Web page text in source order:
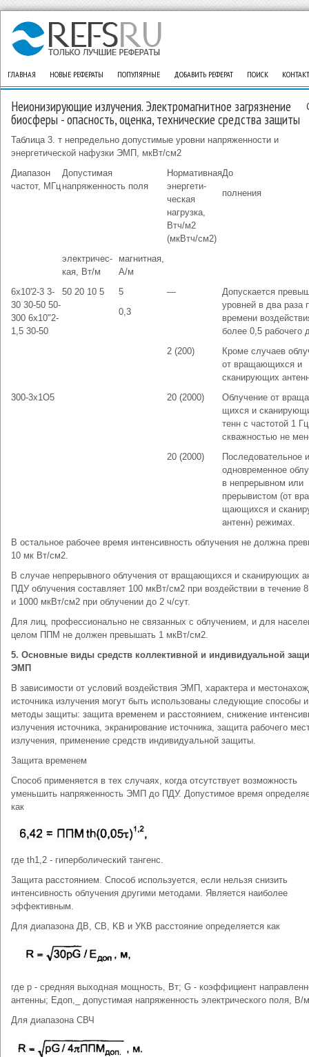
ГЛАВНАЯ НОВЫЕ РЕФЕРАТЫ ПОПУЛЯРНЫЕ ДОБАВИТЬ РЕФЕРАТ ПОИСК
Неионизирующие излучения. Электромагнитное загрязнение
биосферы - опасность, оценка, технические средства защиты
Таблица 3. т непредельно допустимые уровни напряженности и
энергетической нафузки ЭМП, мкВт/см2
Диапазон
частот, МГц
Допустимая
напряженность поля
Нормативная
энергети­
ческая
нагрузка,
Втч/м2
(мкВтч/см2)
До
полнения
электричес­
кая, Вт/м
магнитная,
А/м
6х10'2-3 3-
30 30-50 50-
300 6х10"2-
1,5 30-50
50 20 10 5
5
0,3
—
Допускается
уровней в два раза
времени
более 0,5 рабочего
2 (200)
Кроме случаев
от вращающихся и
сканирующих
300-3x1О5
20 (2000)
Облучение от
щихся и
тенн с частотой 1
скважностью не
20 (2000)
Последовательное
одновременное
в непрерывном или
прерывистом (от
щающихся и
антенн) режимах.
В остальное рабочее время интенсивность облучения не должна
10 мк Вт/см2.
В случае непрерывного облучения от вращающихся и сканирующих
ПДУ облучения составляет 100 мкВт/см2 при воздействии в течение
и 1000 мкВт/см2 при облучении до 2 ч/сут.
Для лиц, профессионально не связанных с облучением, и для
целом ППМ не должен превышать 1 мкВт/см2.
5. Основные виды средств коллективной и индивидуальной
ЭМП
В зависимости от условий воздействия ЭМП, характера и
источника излучения могут быть использованы следующие способы и
методы защиты: защита временем и расстоянием, снижение
излучения источника, экранирование источника, защита рабочего
излучения, применение средств индивидуальной защиты.
Защита временем
Способ применяется в тех случаях, когда отсутствует возможность
уменьшить напряженность ЭМП до ПДУ. Допустимое время
как
где th1,2 - гиперболический тангенс.
Защита расстоянием. Способ используется, если нельзя снизить
интенсивность облучения другими методами. Является наиболее
эффективным.
Для диапазона ДВ, СВ, KB и УКВ расстояние определяется как
где р - средняя выходная мощность, Вт; G - коэффициент
антенны; Едоп,_ допустимая напряженность электрического поля, В/
Для диапазона СВЧ